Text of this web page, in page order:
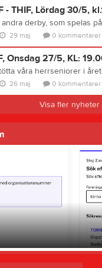
- THIF, Lördag 30/5,
29 maj 0 kommentarer
Onsdag 27/5, KL:
våra herrseniorer i
26 maj 0 kommentarer
Visa fler nyheter